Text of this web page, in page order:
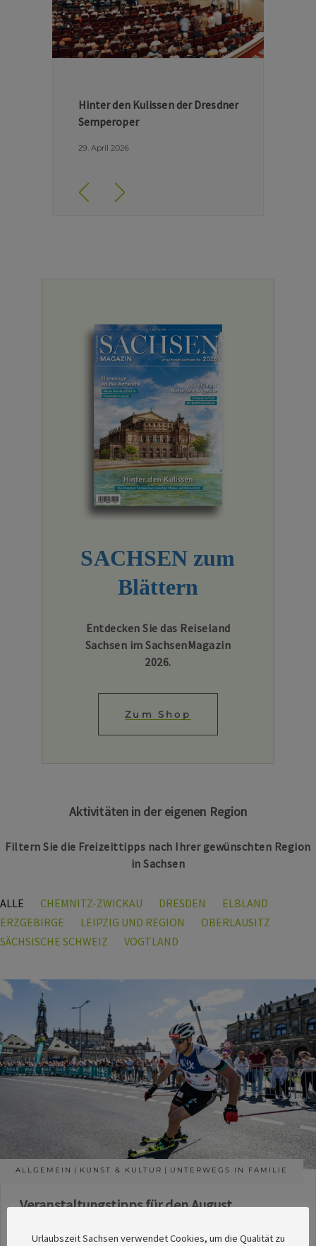
Hinter den Kulissen der Dresdner
Semperoper
29. April 2026
SACHSEN zum
Blättern
Entdecken Sie das Reiseland
Sachsen im SachsenMagazin
2026.
Zum Shop
Aktivitäten in der eigenen Region
Filtern Sie die Freizeittipps nach Ihrer gewünschten Region
in Sachsen
ALLE CHEMNITZ-ZWICKAU DRESDEN
ELBLAND
ERZGEBIRGE
LEIPZIG UND REGION
OBERLAUSITZ
SÄCHSISCHE SCHWEIZ
VOGTLAND
ALLGEMEIN KUNST & KULTUR UNTERWEGS IN FAMILIE
Veranstaltungstipps für den August
Urlaubszeit Sachsen verwendet Cookies, um die Qualität zu